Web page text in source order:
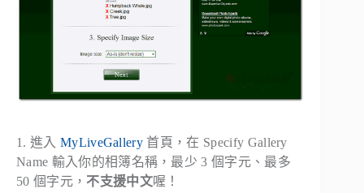
1. 進入 MyLiveGallery 首頁，在 Specify Gallery
Name 輸入你的相簿名稱，最少 3 個字元、最多
50 個字元， 不支援中文喔！